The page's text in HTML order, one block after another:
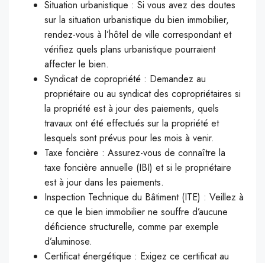
Situation urbanistique : Si vous avez des doutes
sur la situation urbanistique du bien immobilier,
rendez-vous à l’hôtel de ville correspondant et
vérifiez quels plans urbanistique pourraient
affecter le bien.
Syndicat de copropriété : Demandez au
propriétaire ou au syndicat des copropriétaires si
la propriété est à jour des paiements, quels
travaux ont été effectués sur la propriété et
lesquels sont prévus pour les mois à venir.
Taxe foncière : Assurez-vous de connaître la
taxe foncière annuelle (IBI) et si le propriétaire
est à jour dans les paiements.
Inspection Technique du Bâtiment (ITE) : Veillez à
ce que le bien immobilier ne souffre d’aucune
déficience structurelle, comme par exemple
d’aluminose.
Certificat énergétique : Exigez ce certificat au